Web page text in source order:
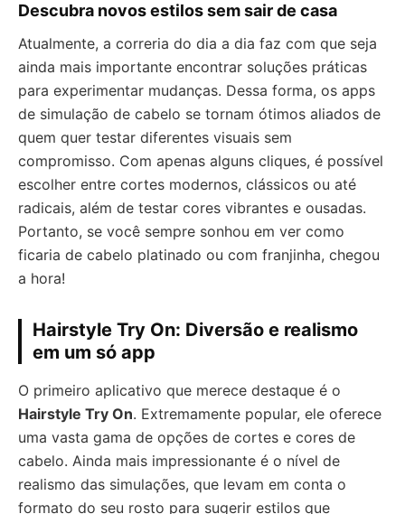
Descubra novos estilos sem sair de casa
Atualmente, a correria do dia a dia faz com que seja
ainda mais importante encontrar soluções práticas
para experimentar mudanças. Dessa forma, os apps
de simulação de cabelo se tornam ótimos aliados de
quem quer testar diferentes visuais sem
compromisso. Com apenas alguns cliques, é possível
escolher entre cortes modernos, clássicos ou até
radicais, além de testar cores vibrantes e ousadas.
Portanto, se você sempre sonhou em ver como
ficaria de cabelo platinado ou com franjinha, chegou
a hora!
Hairstyle Try On: Diversão e realismo
em um só app
O primeiro aplicativo que merece destaque é o
Hairstyle Try On. Extremamente popular, ele oferece
uma vasta gama de opções de cortes e cores de
cabelo. Ainda mais impressionante é o nível de
realismo das simulações, que levam em conta o
formato do seu rosto para sugerir estilos que